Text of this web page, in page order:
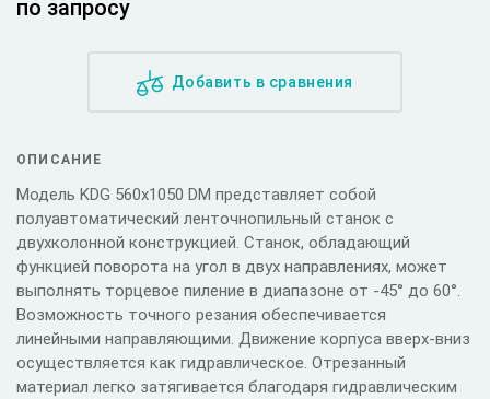
по запросу
Добавить в сравнения
ОПИСАНИЕ
Модель KDG 560x1050 DM представляет собой
полуавтоматический ленточнопильный станок с
двухколонной конструкцией. Станок, обладающий
функцией поворота на угол в двух направлениях, может
выполнять торцевое пиление в диапазоне от -45° до 60°.
Возможность точного резания обеспечивается
линейными направляющими. Движение корпуса вверх-вниз
осуществляется как гидравлическое. Отрезанный
материал легко затягивается благодаря гидравлическим